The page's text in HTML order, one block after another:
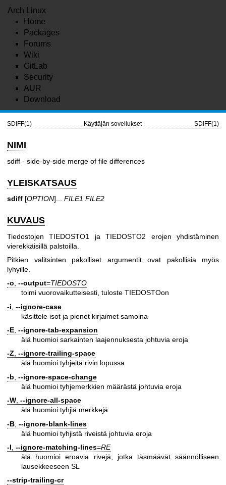
Arch Linux
Home
Packages
Forums
Wiki
GitLab
Security
AUR
Download
SDIFF(1) Käyttäjän sovellukset SDIFF(1)
NIMI
sdiff - side-by-side merge of file differences
YLEISKATSAUS
sdiff [OPTION]... FILE1 FILE2
KUVAUS
Tiedostojen TIEDOSTO1 ja TIEDOSTO2 erojen yhdistäminen
vierekkäisillä palstoilla.
Pitkien valitsinten pakolliset argumentit ovat pakollisia myös
lyhyille.
-o, --output=TIEDOSTO
toimi vuorovaikutteisesti, tuloste TIEDOSTOon
-i --ignore-case
käsittele isot ja pienet kirjaimet samoina
-E --ignore-tab-expansion
älä huomioi sarkainten laajennuksesta johtuvia eroja
-Z, --ignore-trailing-space
älä huomioi tyhjeitä rivin lopussa
-b --ignore-space-change
älä huomioi tyhjemerkkien määrästä johtuvia eroja
-W, --ignore-all-space
älä huomioi tyhjiä merkkejä
-B --ignore-blank-lines
älä huomioi tyhjistä riveistä johtuvia eroja
-I --ignore-matching-lines=RE
älä huomioi eroavia rivejä, jotka täsmäävät säännölliseen
lausekkeeseen SL
--strip-trailing-cr